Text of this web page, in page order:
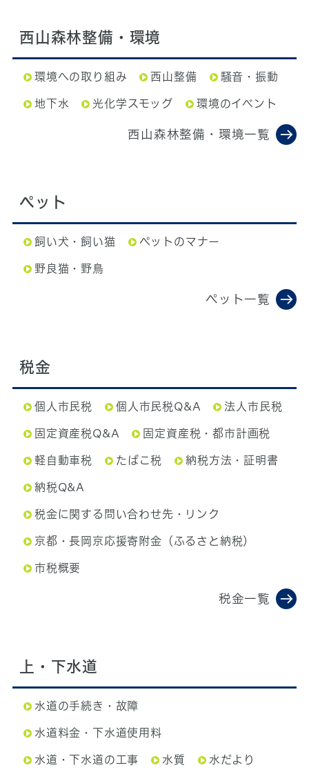
西山森林整備・環境
環境への取り組み 西山整備 騒音・振動
地下水 光化学スモッグ 環境のイベント
西山森林整備・環境一覧
ペット
飼い犬・飼い猫 ペットのマナー
野良猫・野鳥
ペット一覧
税金
個人市民税 個人市民税Q&A 法人市民税
固定資産税Q&A 固定資産税・都市計画税
軽自動車税 たばこ税 納税方法・証明書
納税Q&A
税金に関する問い合わせ先・リンク
京都・長岡京応援寄附金（ふるさと納税）
市税概要
税金一覧
上・下水道
水道の手続き・故障
水道料金・下水道使用料
水道・下水道の工事 水質 水だより